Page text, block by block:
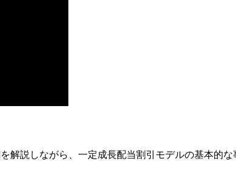
説しながら、一定成長配当割引モデルの基本的な